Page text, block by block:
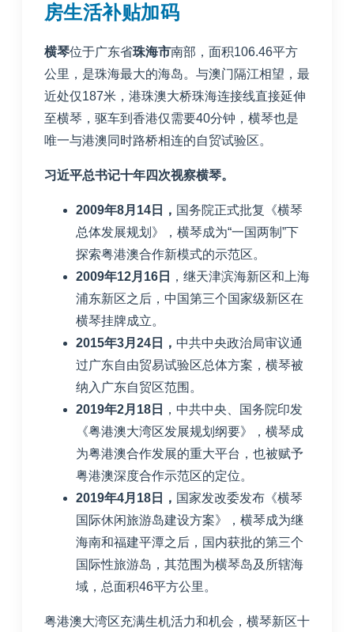
房生活补贴加码
横琴位于广东省珠海市南部，面积106.46平方
公里，是珠海最大的海岛。与澳门隔江相望，最
近处仅187米，港珠澳大桥珠海连接线直接延伸
至横琴，驱车到香港仅需要40分钟，横琴也是
唯一与港澳同时路桥相连的自贸试验区。
习近平总书记十年四次视察横琴。
2009年8月 14 日， 国务院正式批复《横琴
总体发展规划》，横琴成为“一国两制”下
探索粤港澳合作新模式的示范区。
2009年12月 16 日
，继天津滨海新区和上海
浦东新区之后，中国第三个国家级新区在
横琴挂牌成立。
2015年3月 24 日， 中共中央政治局审议通
过广东自由贸易试验区总体方案，横琴被
纳入广东自贸区范围。
2019年2月 18 日
，中共中央、国务院印发
《粤港澳大湾区发展规划纲要》，横琴成
为粤港澳合作发展的重大平台，也被赋予
粤港澳深度合作示范区的定位。
2019年4月 18 日， 国家发改委发布《横琴
国际休闲旅游岛建设方案》，横琴成为继
海南和福建平潭之后，国内获批的第三个
国际性旅游岛，其范围为横琴岛及所辖海
域，总面积46平方公里。
粤港澳大湾区充满生机活力和机会，横琴新区十